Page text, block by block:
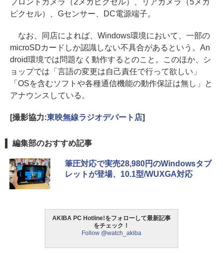
ピクセル）、Gセンサー、DC電源端子。
なお、同店によれば、Windows環境において、一部の
microSDカードしか認識しない不具合があるという。An
droid環境では問題なく動作するとのこと。このほか、シ
ョップでは「言語の変更は自己責任で行って欲しい」
「OSを含むソフトや各種通信機能の動作保証は無し」と
アナウンスしている。
[撮影協力:東映無線ラジオデパート店]
編集部のおすすめ記事
筆圧対応で実売28,980円のWindowsタブ
レットが登場、10.1型/WUXGA対応
AKIBA PC Hotline!をフォローして最新記事
をチェック！
Follow @watch_akiba